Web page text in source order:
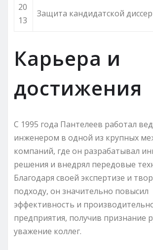
20
13
Защита кандидатской
Карьера и
достижения
С 1995 года Пантелеев работал
инженером в одной из крупных
компаний, где он разрабатывал
решения и внедрял передовые
Благодаря своей экспертизе и
подходу, он значительно повысил
эффективность и
предприятия, получив признание
уважение коллег.